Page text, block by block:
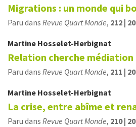
Migrations : un monde qui
Paru dans Revue Quart Monde, 212 |
Martine Hosselet-Herbignat
Relation cherche médiation
Paru dans Revue Quart Monde, 211 |
Martine Hosselet-Herbignat
La crise, entre abîme et
Paru dans Revue Quart Monde, 210 |